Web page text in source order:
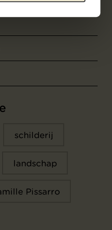
schilderij
landschap
Pissarro